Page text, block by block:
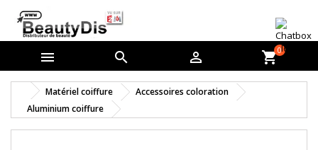
   shopping_cart0
Matériel coiffure
Accessoires coloration
Aluminium coiffure